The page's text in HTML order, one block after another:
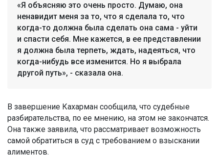
«Я объясняю это очень просто. Думаю, она
ненавидит меня за то, что я сделала то, что
когда-то должна была сделать она сама - уйти
и спасти себя. Мне кажется, в ее представлении
я должна была терпеть, ждать, надеяться, что
когда-нибудь все изменится. Но я выбрала
другой путь», - сказала она.
В завершение Кахарман сообщила, что судебные
разбирательства, по ее мнению, на этом не закончатся.
Она также заявила, что рассматривает возможность
самой обратиться в суд с требованием о взыскании
алиментов.